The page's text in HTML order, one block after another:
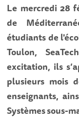
Le mercredi 28
de
étudiants de
Toulon,
excitation, ils
plusieurs mois
enseignants,
Systèmes sous-